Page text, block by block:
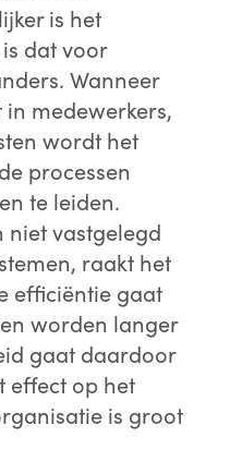
is het
dat voor
Wanneer
medewerkers,
wordt het
processen
te leiden.
niet vastgelegd
raakt het
efficiëntie gaat
worden langer
gaat daardoor
effect op het
is groot